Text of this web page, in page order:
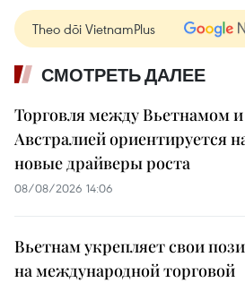
Theo dõi VietnamPlus
СМОТРЕТЬ ДАЛЕЕ
Торговля между Вьетнамом и
Австралией ориентируется
новые драйверы роста
08/08/2026 14:06
Вьетнам укрепляет свои
на международной торговой